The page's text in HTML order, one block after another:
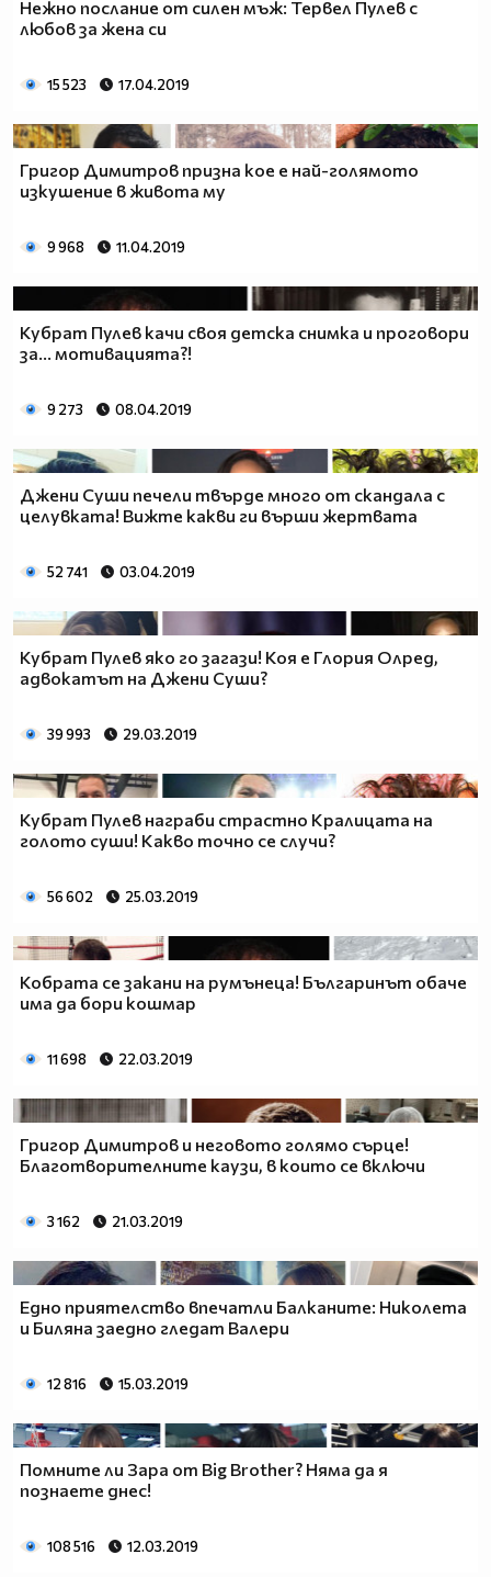
Нежно послание от силен мъж: Тервел Пулев с
любов за жена си
15 523 17.04.2019
Григор Димитров призна кое е най-голямото
изкушение в живота му
9 968 11.04.2019
Кубрат Пулев качи своя детска снимка и проговори
за... мотивацията?!
9 273 08.04.2019
Джени Суши печели твърде много от скандала с
целувката! Вижте какви ги върши жертвата
52 741 03.04.2019
Кубрат Пулев яко го загази! Коя е Глория Олред,
адвокатът на Джени Суши?
39 993 29.03.2019
Кубрат Пулев награби страстно Кралицата на
голото суши! Какво точно се случи?
56 602 25.03.2019
Кобрата се закани на румънеца! Българинът обаче
има да бори кошмар
11 698 22.03.2019
Григор Димитров и неговото голямо сърце!
Благотворителните каузи, в които се включи
3 162 21.03.2019
Едно приятелство впечатли Балканите: Николета
и Биляна заедно гледат Валери
12 816 15.03.2019
Помните ли Зара от Big Brother? Няма да я
познаете днес!
108 516 12.03.2019